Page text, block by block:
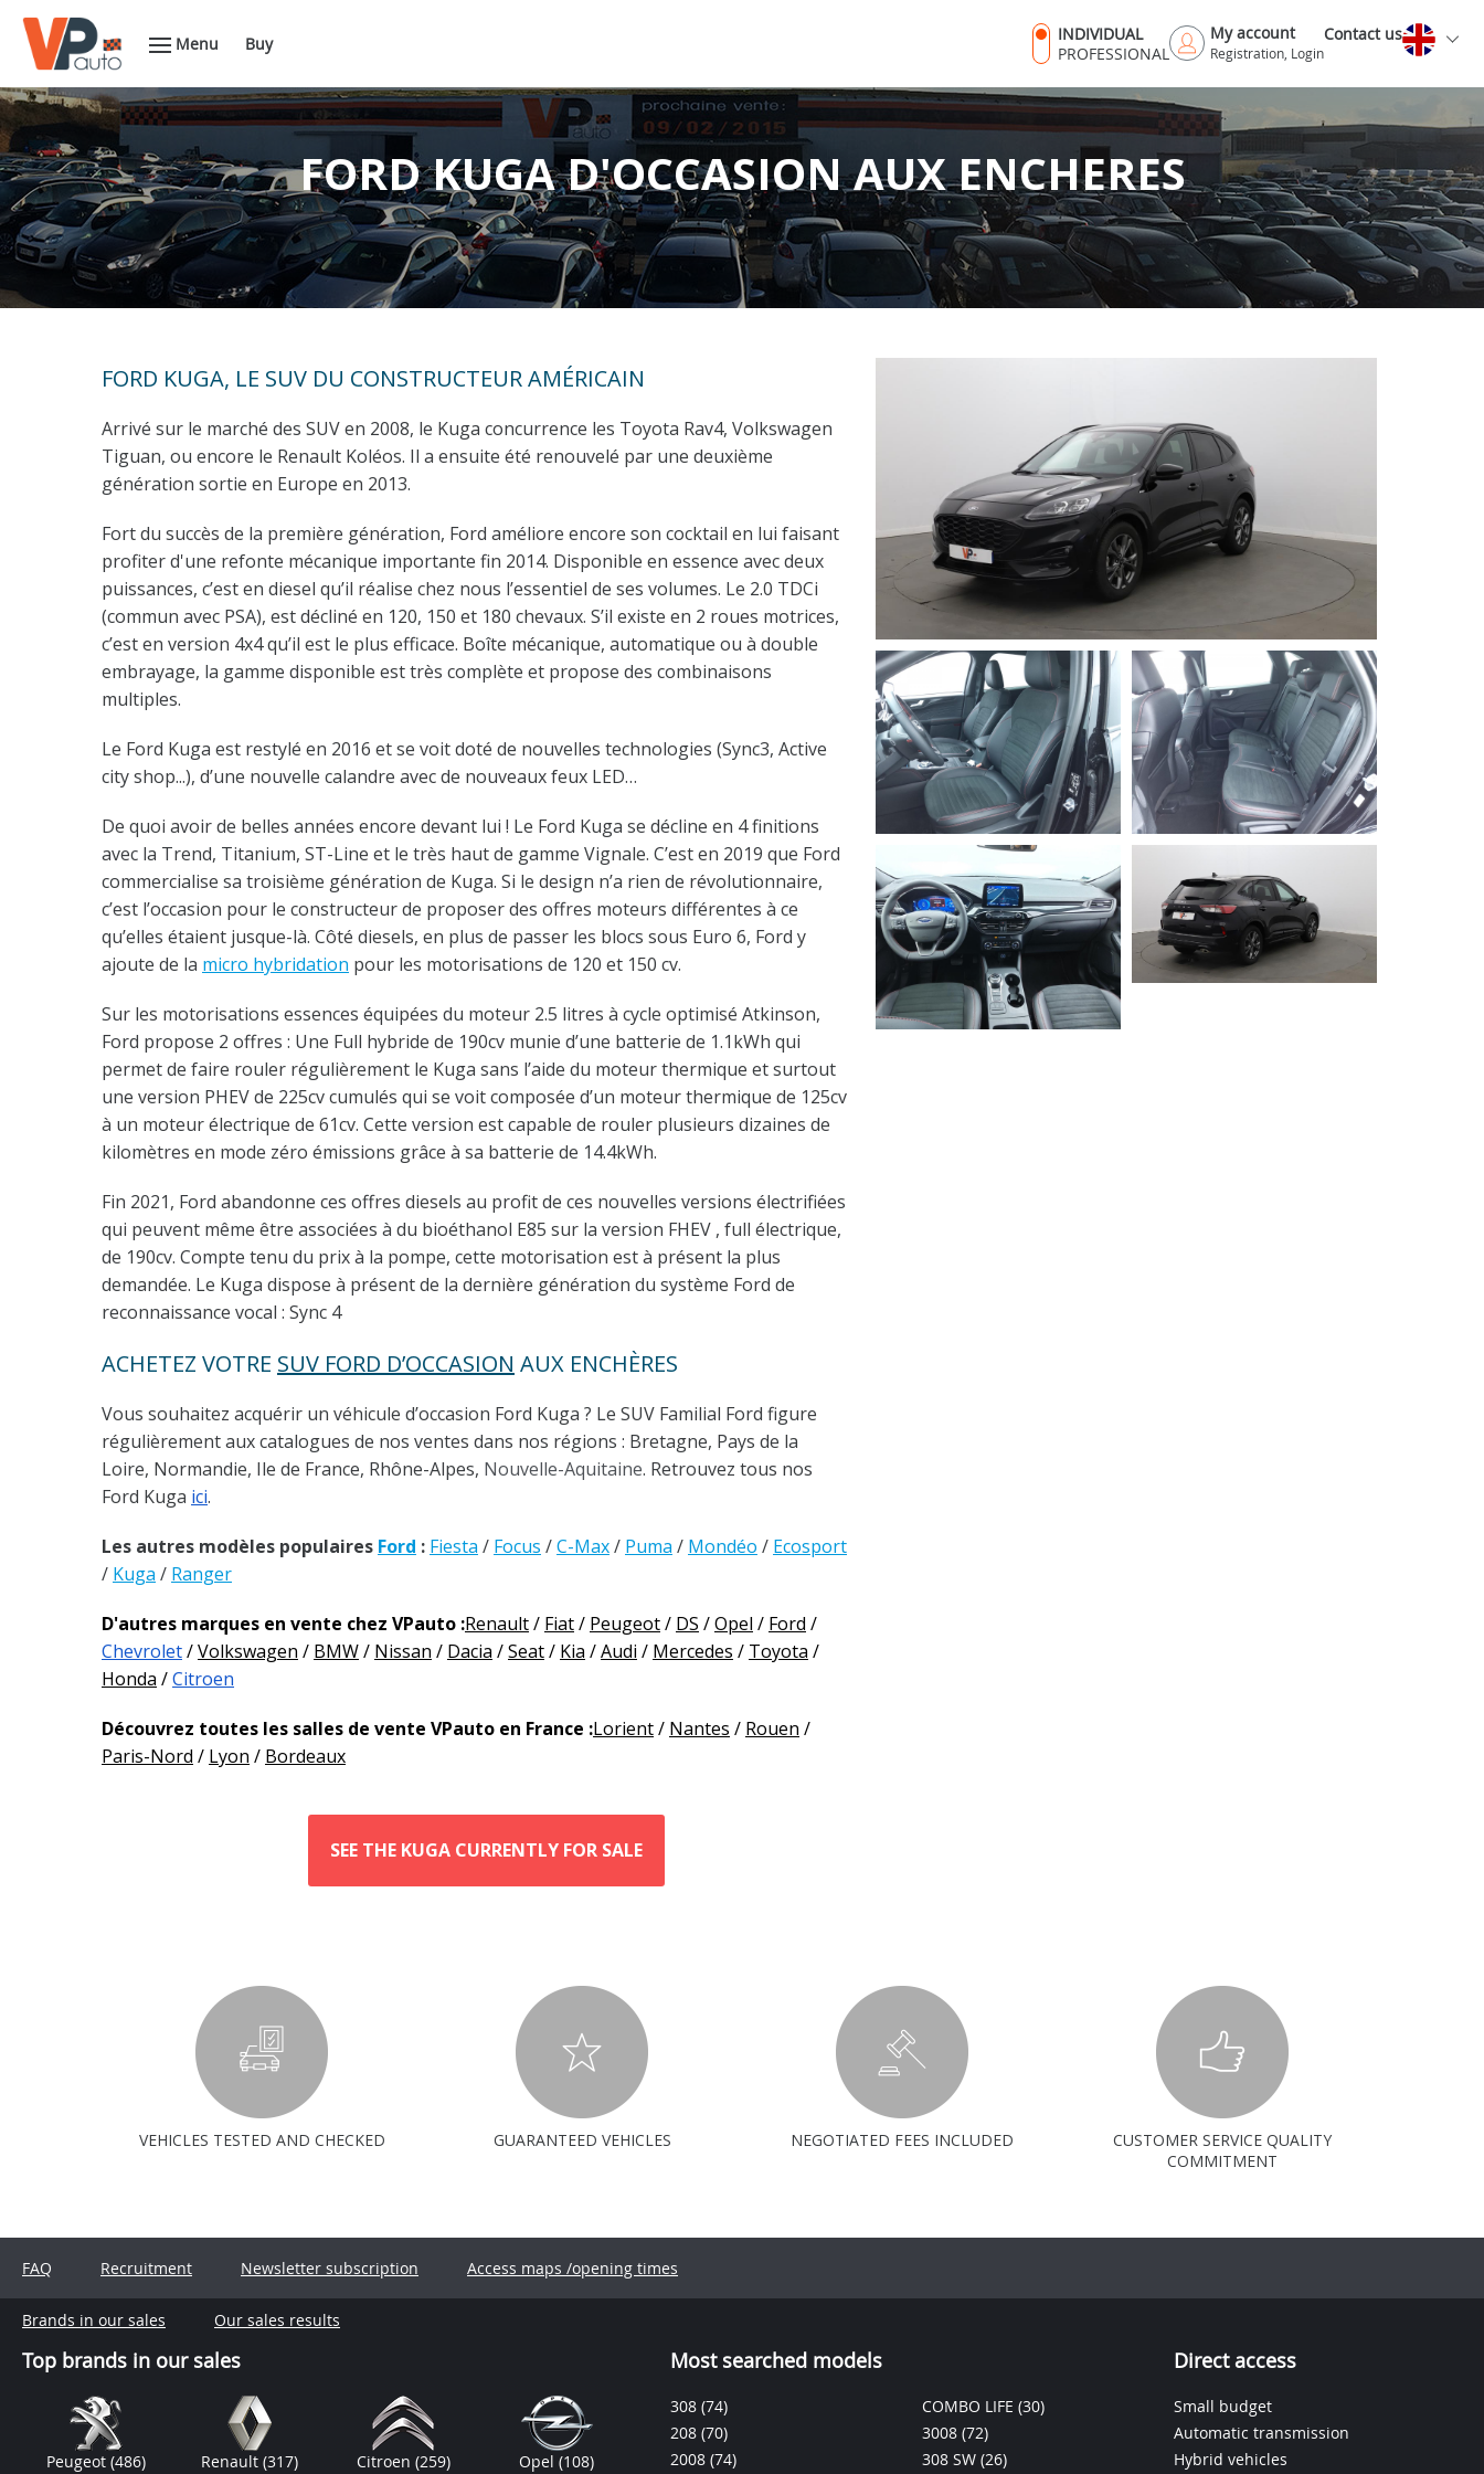
Menu Buy
INDIVIDUAL
PROFESSIONAL
My account
Registration, Login
Contact us
FORD KUGA D'OCCASION AUX ENCHERES
FORD KUGA, LE SUV DU CONSTRUCTEUR AMÉRICAIN
Arrivé sur le marché des SUV en 2008, le Kuga concurrence les Toyota Rav4, Volkswagen
Tiguan, ou encore le Renault Koléos. Il a ensuite été renouvelé par une deuxième
génération sortie en Europe en 2013.
Fort du succès de la première génération, Ford améliore encore son cocktail en lui faisant
profiter d'une refonte mécanique importante fin 2014. Disponible en essence avec deux
puissances, c’est en diesel qu’il réalise chez nous l’essentiel de ses volumes. Le 2.0 TDCi
(commun avec PSA), est décliné en 120, 150 et 180 chevaux. S’il existe en 2 roues motrices,
c’est en version 4x4 qu’il est le plus efficace. Boîte mécanique, automatique ou à double
embrayage, la gamme disponible est très complète et propose des combinaisons
multiples.
Le Ford Kuga est restylé en 2016 et se voit doté de nouvelles technologies (Sync3, Active
city shop...), d’une nouvelle calandre avec de nouveaux feux LED…
De quoi avoir de belles années encore devant lui ! Le Ford Kuga se décline en 4 finitions
avec la Trend, Titanium, ST-Line et le très haut de gamme Vignale. C’est en 2019 que Ford
commercialise sa troisième génération de Kuga. Si le design n’a rien de révolutionnaire,
c’est l’occasion pour le constructeur de proposer des offres moteurs différentes à ce
qu’elles étaient jusque-là. Côté diesels, en plus de passer les blocs sous Euro 6, Ford y
ajoute de la micro hybridation pour les motorisations de 120 et 150 cv.
Sur les motorisations essences équipées du moteur 2.5 litres à cycle optimisé Atkinson,
Ford propose 2 offres : Une Full hybride de 190cv munie d’une batterie de 1.1kWh qui
permet de faire rouler régulièrement le Kuga sans l’aide du moteur thermique et surtout
une version PHEV de 225cv cumulés qui se voit composée d’un moteur thermique de 125cv
à un moteur électrique de 61cv. Cette version est capable de rouler plusieurs dizaines de
kilomètres en mode zéro émissions grâce à sa batterie de 14.4kWh.
Fin 2021, Ford abandonne ces offres diesels au profit de ces nouvelles versions électrifiées
qui peuvent même être associées à du bioéthanol E85 sur la version FHEV , full électrique,
de 190cv. Compte tenu du prix à la pompe, cette motorisation est à présent la plus
demandée. Le Kuga dispose à présent de la dernière génération du système Ford de
reconnaissance vocal : Sync 4
ACHETEZ VOTRE SUV FORD D’OCCASION AUX ENCHÈRES
Vous souhaitez acquérir un véhicule d’occasion Ford Kuga ? Le SUV Familial Ford figure
régulièrement aux catalogues de nos ventes dans nos régions : Bretagne, Pays de la
Loire, Normandie, Ile de France, Rhône-Alpes, Nouvelle-Aquitaine. Retrouvez tous nos
Ford Kuga ici.
Les autres modèles populaires Ford : Fiesta / Focus /C-Max/ Puma / Mondéo / Ecosport
/ Kuga / Ranger
D'autres marques en vente chez VPauto :Renault/ Fiat/ Peugeot/ DS /Opel / Ford /
Chevrolet/Volkswagen / BMW/ Nissan / Dacia /Seat/ Kia /Audi / Mercedes / Toyota /
Honda /Citroen
Découvrez toutes les salles de vente VPauto en France :Lorient/ Nantes / Rouen /
Paris-Nord / Lyon / Bordeaux
SEE THE KUGA CURRENTLY FOR SALE
VEHICLES TESTED AND CHECKED GUARANTEED VEHICLES NEGOTIATED FEES INCLUDED
CUSTOMER SERVICE QUALITY
COMMITMENT
FAQ Recruitment Newsletter subscription Access maps /opening times
Brands in our sales Our sales results
Top brands in our sales
Peugeot(486) Renault(317) Citroen (259) Opel(108)
Most searched models
308 (74)
208 (70)
2008 (74)
COMBO LIFE (30)
3008 (72)
308 SW (26)
Direct access
Small budget
Automatic transmission
Hybrid vehicles